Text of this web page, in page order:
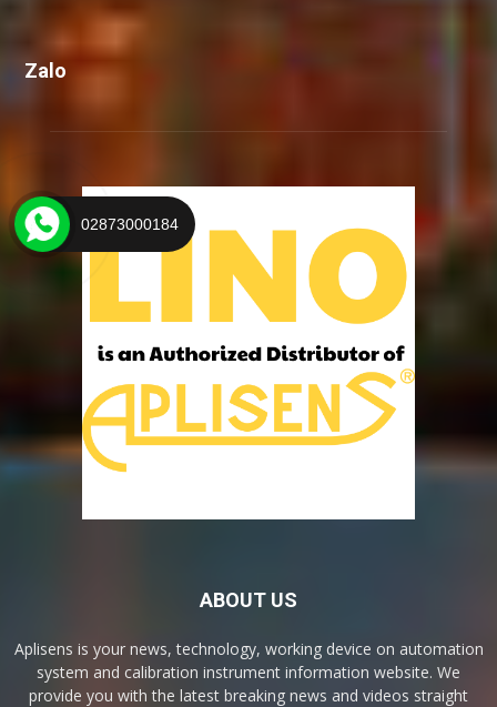
Zalo
ABOUT US
Aplisens is your news, technology, working device on automation
system and calibration instrument information website. We
provide you with the latest breaking news and videos straight
02873000184